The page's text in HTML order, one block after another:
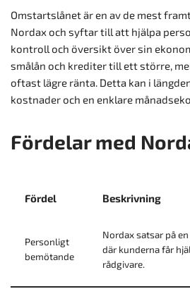
Omstartslånet är en av de mest
Nordax och syftar till att hjälpa
kontroll och översikt över sin
smålån och krediter till ett större,
oftast lägre ränta. Detta kan i
kostnader och en enklare
Fördelar med
Fördel Beskrivning
Personligt
bemötande
Nordax satsar på
där kunderna får
rådgivare.